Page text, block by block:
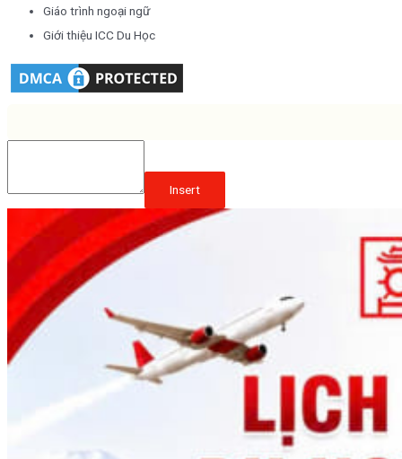
Giáo trình ngoại ngữ
Giới thiệu ICC Du Học
Insert